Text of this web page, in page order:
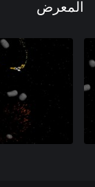
المعرض